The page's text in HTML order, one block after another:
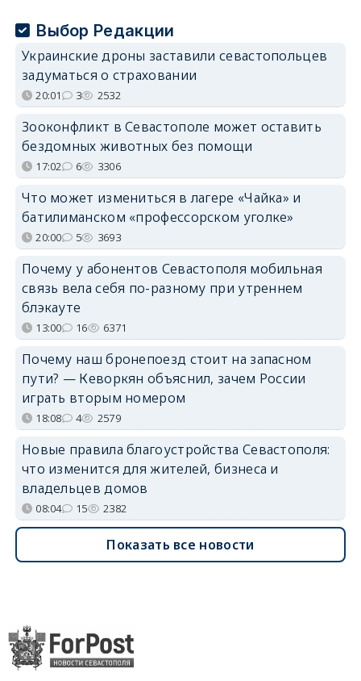
Выбор Редакции
Украинские дроны заставили севастопольцев
задуматься о страховании
20:01 3 2532
Зооконфликт в Севастополе может оставить
бездомных животных без помощи
17:02 6 3306
Что может измениться в лагере «Чайка» и
батилиманском «профессорском уголке»
20:00 5 3693
Почему у абонентов Севастополя мобильная
связь вела себя по-разному при утреннем
блэкауте
13:00 16 6371
Почему наш бронепоезд стоит на запасном
пути? — Кеворкян объяснил, зачем России
играть вторым номером
18:08 4 2579
Новые правила благоустройства Севастополя:
что изменится для жителей, бизнеса и
владельцев домов
08:04 15 2382
Показать все новости